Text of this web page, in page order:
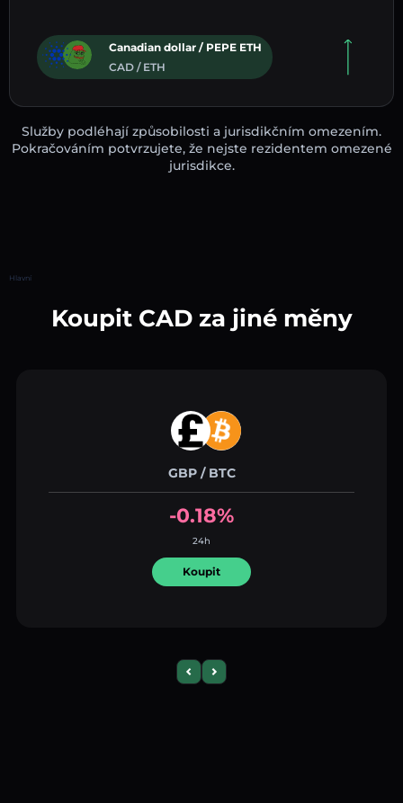
Canadian dollar / PEPE ETH
CAD / ETH
Služby podléhají způsobilosti a jurisdikčním omezením.
Pokračováním potvrzujete, že nejste rezidentem omezené
jurisdikce.
Hlavní
Koupit CAD za jiné měny
GBP / BTC
-0.18%
24h
Koupit
Previous slide
Next slide